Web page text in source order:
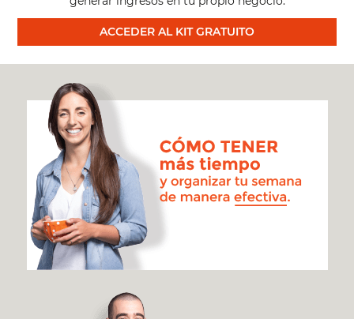
ACCEDER AL KIT GRATUITO